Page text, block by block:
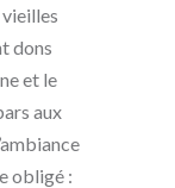
dons
et le
aux
obligé :